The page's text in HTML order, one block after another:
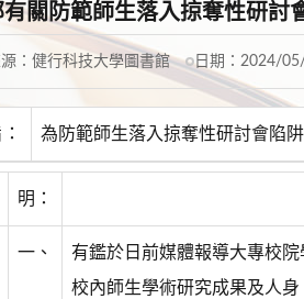
關防範師生落入掠奪性研討
： 健行科技大學圖書館 日期： 2024/
為防範師生落入掠奪性研討會陷
明：
一、
有鑑於日前媒體報導大專校
校內師生學術研究成果及人